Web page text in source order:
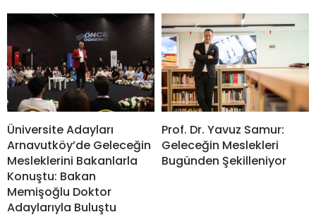
Üniversite Adayları
Arnavutköy’de Geleceğin
Mesleklerini Bakanlarla
Konuştu: Bakan
Memişoğlu Doktor
Adaylarıyla Buluştu
Prof. Dr. Yavuz Samur:
Geleceğin Meslekleri
Bugünden Şekilleniyor